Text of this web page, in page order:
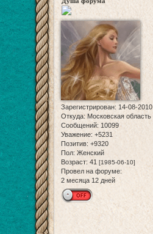
Зарегистрирован: 14-08-2010
Откуда: Московская область
Сообщений: 10099
Уважение: +5231
Позитив: +9320
Пол: Женский
Возраст: 41 [1985-06-10]
Провел на форуме:
2 месяца 12 дней